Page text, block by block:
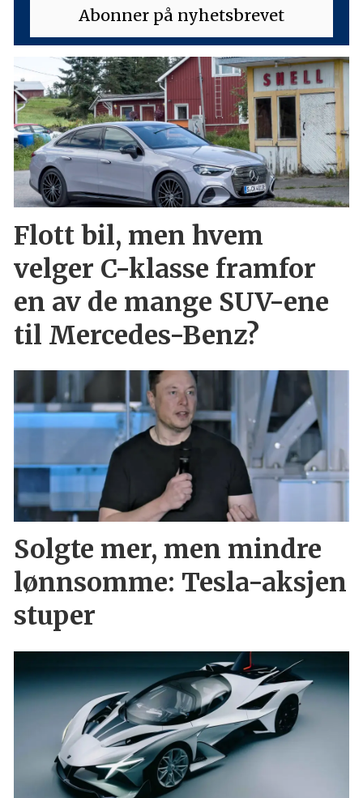
Flott bil, men hvem
velger C-klasse framfor
en av de mange SUV-ene
til Mercedes-Benz?
Solgte mer, men mindre
lønnsomme: Tesla-aksjen
stuper